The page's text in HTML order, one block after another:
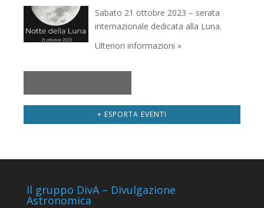
Sabato 21 ottobre 2023 – serata
internazionale dedicata alla Luna.
Ulteriori informazioni »
+ ESPORTA EVENTI
Il gruppo DivA – Divulgazione
Astronomica